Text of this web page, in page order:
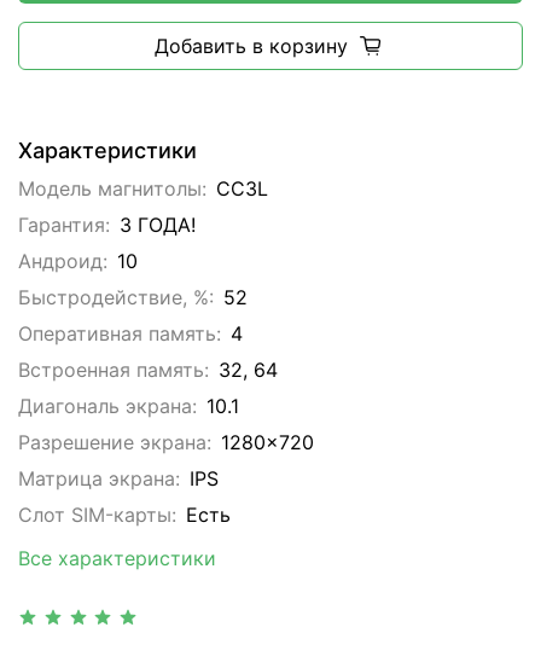
Характеристики
Модель магнитолы: CC3L
Гарантия: 3 ГОДА!
Андроид: 10
Быстродействие, %: 52
Оперативная память: 4
Встроенная память: 32, 64
Диагональ экрана: 10.1
Разрешение экрана: 1280x720
Матрица экрана: IPS
Слот SIM-карты: Eсть
Все характеристики
Добавить в корзину